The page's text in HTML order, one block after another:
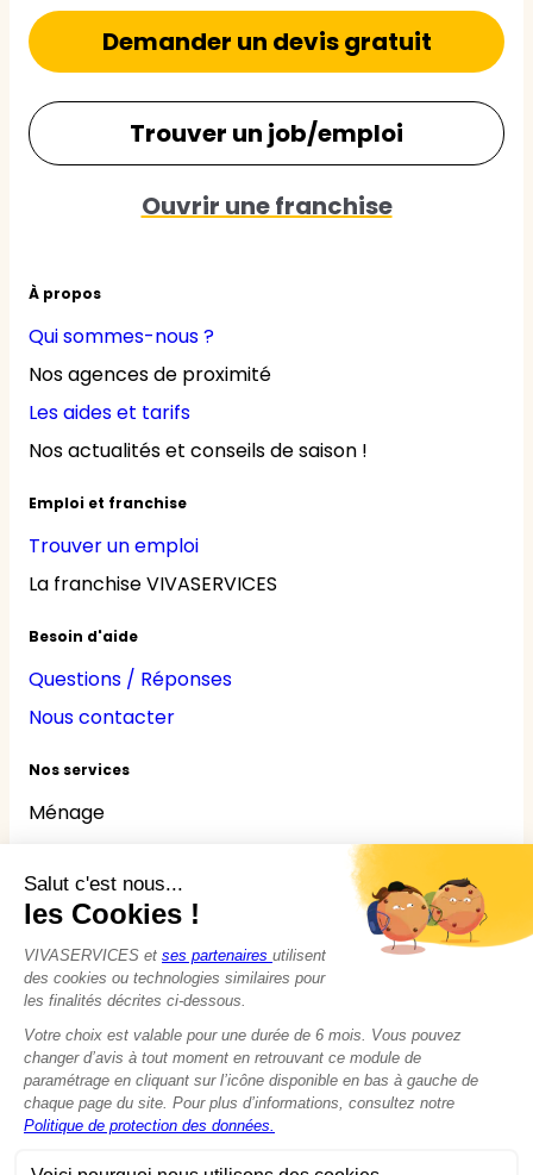
À propos
Qui sommes-nous ?
Nos agences de proximité
Les aides et tarifs
Nos actualités et conseils de saison !
Emploi et franchise
Trouver un emploi
La franchise VIVASERVICES
Besoin d'aide
Questions / Réponses
Nous contacter
Nos services
Ménage
Jardinage
Bricolage
Nounou
Seniors
Handicaps
Demander un devis gratuit
Trouver un job/emploi
Ouvrir une franchise
© 2015 - 2026VIVASERVICES
Modifier vos préférences en matière de cookies